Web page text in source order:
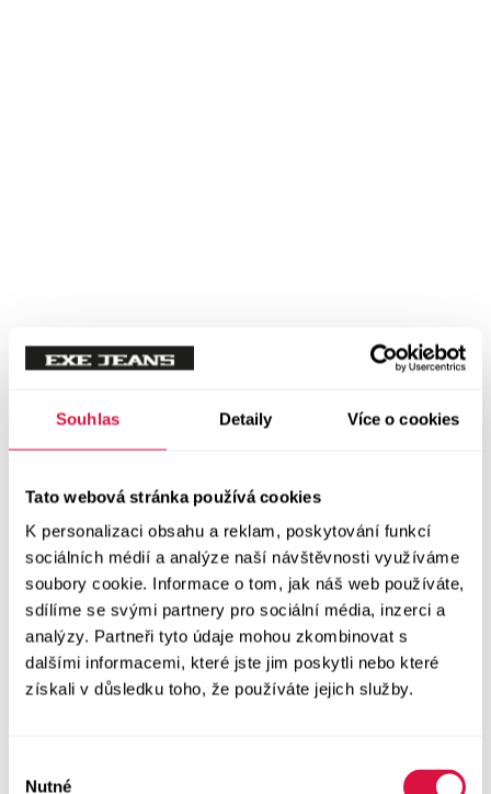
Souhlas Detaily Více o cookies
Tato webová stránka používá cookies
K personalizaci obsahu a reklam, poskytování funkcí
sociálních médií a analýze naší návštěvnosti využíváme
soubory cookie. Informace o tom, jak náš web používáte,
sdílíme se svými partnery pro sociální média, inzerci a
analýzy. Partneři tyto údaje mohou zkombinovat s
dalšími informacemi, které jste jim poskytli nebo které
získali v důsledku toho, že používáte jejich služby.
Nutné